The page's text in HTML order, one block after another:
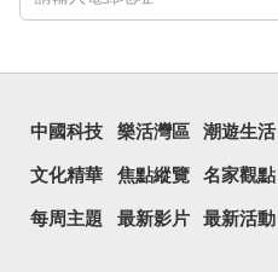
中國科技 樂活灣區 潮遊生活
文化精華 焦點縱覽 名家觀點
每周主題 最新影片 最新活動